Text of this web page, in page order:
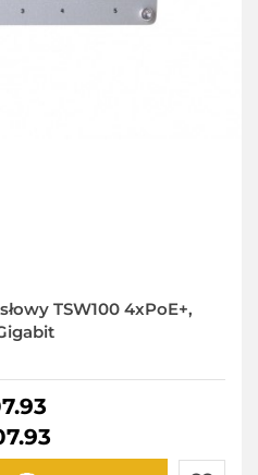
TSW100 4xPoE+,